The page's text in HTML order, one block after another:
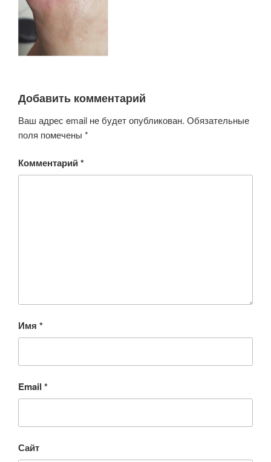
Добавить комментарий
Ваш адрес email не будет опубликован. Обязательные
поля помечены *
Комментарий*
Имя *
Email *
Сайт